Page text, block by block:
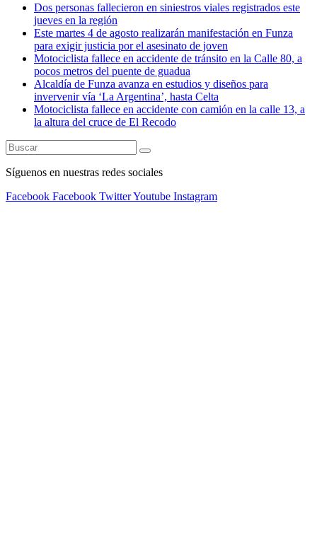
Dos personas fallecieron en siniestros viales registrados este
jueves en la región
Este martes 4 de agosto realizarán manifestación en Funza
para exigir justicia por el asesinato de joven
Motociclista fallece en accidente de tránsito en la Calle 80, a
pocos metros del puente de guadua
Alcaldía de Funza avanza en estudios y diseños para
invervenir vía ‘La Argentina’, hasta Celta
Motociclista fallece en accidente con camión en la calle 13, a
la altura del cruce de El Recodo
Síguenos en nuestras redes sociales
Facebook Facebook TwitterYoutube Instagram